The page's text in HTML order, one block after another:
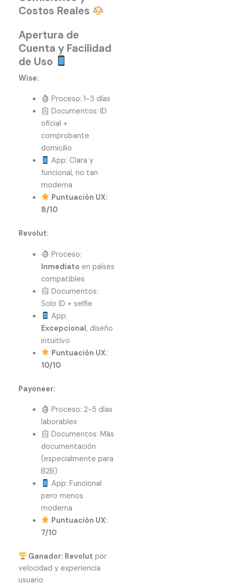
Costos Reales
Apertura de
Cuenta y Facilidad
de Uso
Wise:
Proceso: 1-3 días
Documentos: ID
oficial +
comprobante
domicilio
App: Clara y
funcional, no tan
moderna
Puntuación UX:
8/10
Revolut:
Proceso:
Inmediato en países
compatibles
Documentos:
Solo ID + selfie
App:
Excepcional, diseño
intuitivo
Puntuación UX:
10/10
Payoneer:
Proceso: 2-5 días
laborables
Documentos: Más
documentación
(especialmente para
B2B)
App: Funcional
pero menos
moderna
Puntuación UX:
7/10
Ganador: Revolut por
velocidad y experiencia
usuario